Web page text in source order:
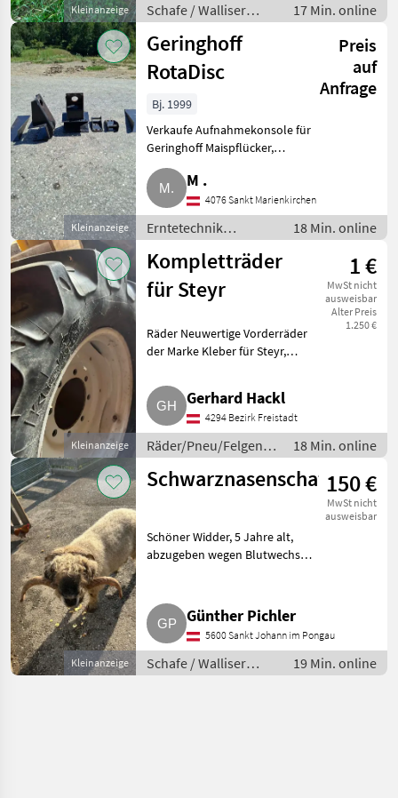
Kleinanzeige
Schafe / Walliser
Schwarznasenschafe
17 Min. online
Kleinanzeige
Geringhoff
RotaDisc
Preis
auf
Anfrage
Bj. 1999
Verkaufe Aufnahmekonsole für
Geringhoff Maispflücker,
passend für Deutz Mähdrescher.
Erntetechnik Ackerbau
Erntevorsätze
M .
4076 Sankt Marienkirchen
Erntetechnik
Ackerbau /
Erntevorsätze
18 Min. online
Kleinanzeige
Kompletträder
für Steyr
1 €
MwSt nicht
ausweisbar
Alter Preis
1.250 €
Räder Neuwertige Vorderräder
der Marke Kleber für Steyr,
Gebrauchte Hinterräder der
Marke Continental, AC70G 480
R70. Räder/Pneu/Felgen
Komple
Gerhard Hackl
4294 Bezirk Freistadt
Räder/Pneu/Felgen /
Kompletträder
18 Min. online
Kleinanzeige
Schwarznasenschaf 150 €
MwSt nicht
ausweisbar
Schöner Widder, 5 Jahre alt,
abzugeben wegen Blutwechsel.
Schwarznasenschafe
Günther Pichler
5600 Sankt Johann im Pongau
Schafe / Walliser
Schwarznasenschafe
19 Min. online